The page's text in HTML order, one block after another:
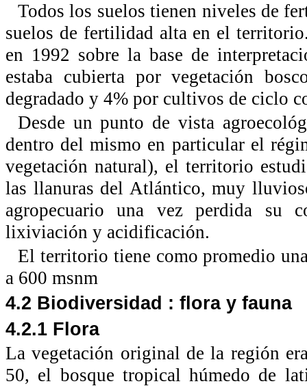
Todos los suelos tienen niveles de
suelos de fertilidad alta en el
en 1992 sobre la base de
estaba cubierta por vegetación
degradado y 4% por cultivos de ciclo
Desde un punto de vista
dentro del mismo en particular el
vegetación natural), el territorio
las llanuras del Atlántico, muy
agropecuario una vez perdida su
lixiviación y acidificación.
El territorio tiene como promedio
a 600 msnm
4.2 Biodiversidad : flora y fauna
4.2.1 Flora
La vegetación original de la región
50, el bosque tropical húmedo de